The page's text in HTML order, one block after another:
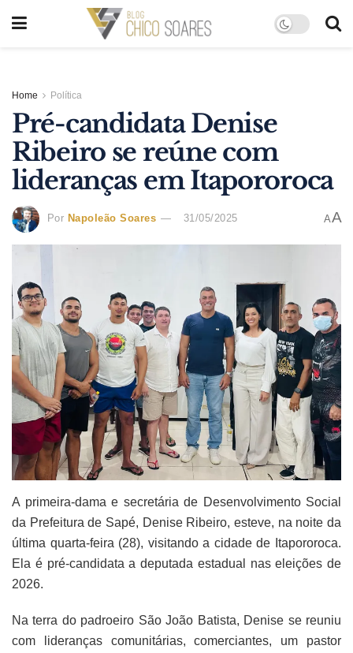
Home Política
Pré-candidata Denise
Ribeiro se reúne com
lideranças em Itapororoca
Por Napoleão Soares 31/05/2025 AA
A primeira-dama e secretária de Desenvolvimento Social
da Prefeitura de Sapé, Denise Ribeiro, esteve, na noite da
última quarta-feira (28), visitando a cidade de Itapororoca.
Ela é pré-candidata a deputada estadual nas eleições de
2026.
Na terra do padroeiro São João Batista, Denise se reuniu
com lideranças comunitárias, comerciantes, um pastor